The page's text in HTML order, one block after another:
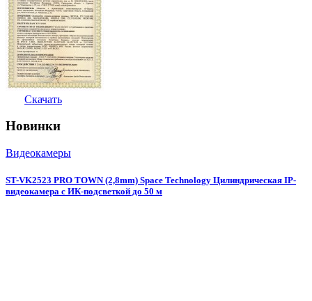
Скачать
Новинки
Видеокамеры
ST-VK2523 PRO TOWN (2,8mm) Space Technology Цилиндрическая IP-
видеокамера с ИК-подсветкой до 50 м